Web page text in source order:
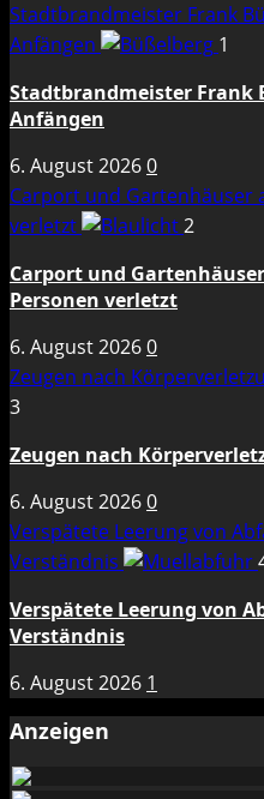
Stadtbrandmeister Frank
Anfängen
1
Stadtbrandmeister Frank
Anfängen
6. August 20260
Carport und Gartenhäuser
verletzt
2
Carport und
Personen verletzt
6. August 20260
Zeugen nach
3
Zeugen nach
6. August 20260
Verspätete Leerung von
Verständnis
Verspätete Leerung von
Verständnis
6. August 2026 1
Anzeigen